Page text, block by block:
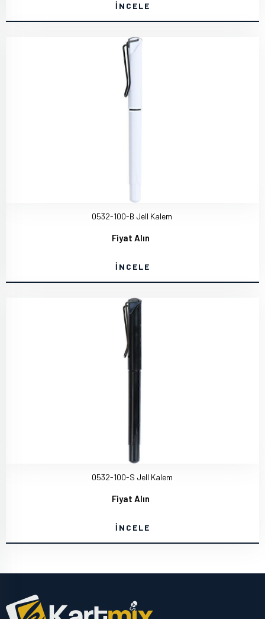
İNCELE
0532-100-B Jell Kalem
Fiyat Alın
İNCELE
0532-100-S Jell Kalem
Fiyat Alın
İNCELE